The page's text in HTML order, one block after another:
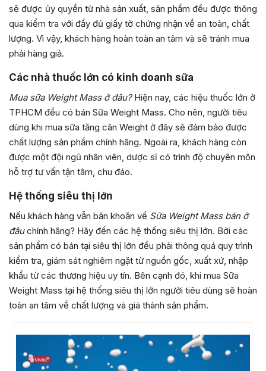
sẽ được ủy quyền từ nhà sản xuất, sản phẩm đều được thông
qua kiểm tra với đầy đủ giấy tờ chứng nhận về an toàn, chất
lượng. Vì vậy, khách hàng hoàn toàn an tâm và sẽ tránh mua
phải hàng giả.
Các nhà thuốc lớn có kinh doanh sữa
Mua sữa Weight Mass ở đâu?Hiện nay, các hiệu thuốc lớn ở
TPHCM đều có bán Sữa Weight Mass. Cho nên, người tiêu
dùng khi mua sữa tăng cân Weight ở đây sẽ đảm bảo được
chất lượng sản phẩm chính hãng. Ngoài ra, khách hàng còn
được một đội ngũ nhân viên, dược sĩ có trình độ chuyên môn
hỗ trợ tư vấn tận tâm, chu đáo.
Hệ thống siêu thị lớn
Nếu khách hàng vẫn băn khoăn về Sữa Weight Mass bán ở
đâuchính hãng? Hãy đến các hệ thống siêu thị lớn. Bởi các
sản phẩm có bán tại siêu thị lớn đều phải thông quá quy trình
kiểm tra, giám sát nghiêm ngặt từ nguồn gốc, xuất xứ, nhập
khẩu từ các thương hiệu uy tín. Bên cạnh đó, khi mua Sữa
Weight Mass tại hệ thống siêu thị lớn người tiêu dùng sẽ hoàn
toàn an tâm về chất lượng và giá thành sản phẩm.